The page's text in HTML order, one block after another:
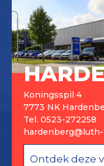
Koningsspil 4
7773 NK
Tel. 0523-272258
Ontdek deze